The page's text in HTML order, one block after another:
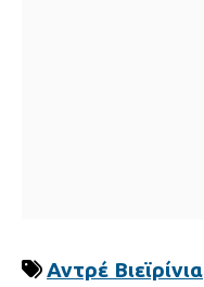
Αντρέ Βιεϊρίνια